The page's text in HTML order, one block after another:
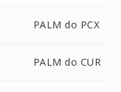
PALM do PCX
PALM do CUR